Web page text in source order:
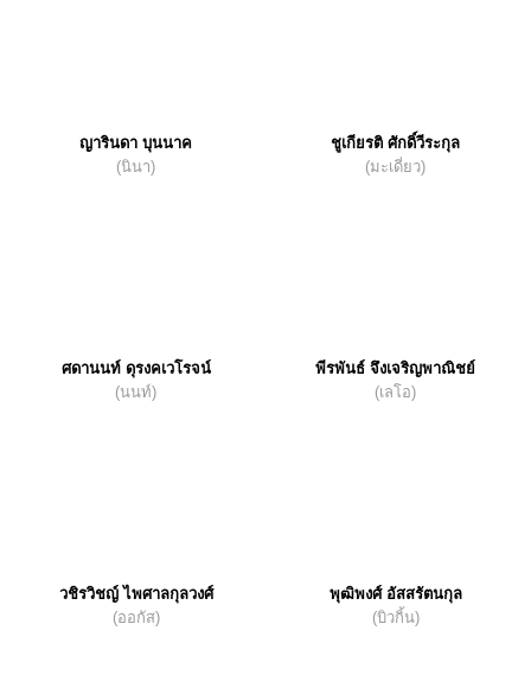
ญารินดา บุนนาค
(นินา)
ชูเกียรติ ศักดิ์วีระกุล
(มะเดี่ยว)
ศดานนท์ ดุรงคเวโรจน์
(นนท์)
พีรพันธ์ จึงเจริญพาณิชย์
(เลโอ)
วชิรวิชญ์ ไพศาลกุลวงศ์
(ออกัส)
พุฒิพงศ์ อัสสรัตนกุล
(บิวกิ้น)